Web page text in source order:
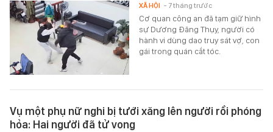
Cơ quan công an đã tạm giữ hình
sự Dương Đăng Thụy, người có
hành vi dùng dao truy sát vợ, con
gái trong quán cắt tóc.
XÃ HỘI - 7 tháng trước
Vụ một phụ nữ nghi bị tưới xăng lên người rồi phóng
hỏa: Hai người đã tử vong